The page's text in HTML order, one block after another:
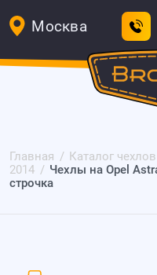
Москва
Главная Каталог чехлов
2014
Чехлы на Opel
строчка